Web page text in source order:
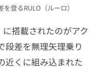
登るRULO（ルーロ）
搭載されたのがアク
段差を無理矢理乗り
近くに組み込まれた